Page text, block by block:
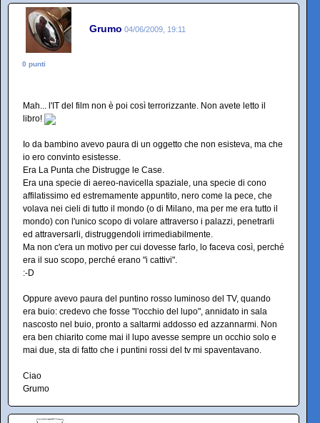
Grumo 04/06/2009, 19:11
0 punti
Mah... l'IT del film non è poi così terrorizzante. Non avete letto il
libro!
Io da bambino avevo paura di un oggetto che non esisteva, ma che
io ero convinto esistesse.
Era La Punta che Distrugge le Case.
Era una specie di aereo-navicella spaziale, una specie di cono
affilatissimo ed estremamente appuntito, nero come la pece, che
volava nei cieli di tutto il mondo (o di Milano, ma per me era tutto il
mondo) con l'unico scopo di volare attraverso i palazzi, penetrarli
ed attraversarli, distruggendoli irrimediabilmente.
Ma non c'era un motivo per cui dovesse farlo, lo faceva così, perché
era il suo scopo, perché erano "i cattivi".
:-D
Oppure avevo paura del puntino rosso luminoso del TV, quando
era buio: credevo che fosse "l'occhio del lupo", annidato in sala
nascosto nel buio, pronto a saltarmi addosso ed azzannarmi. Non
era ben chiarito come mai il lupo avesse sempre un occhio solo e
mai due, sta di fatto che i puntini rossi del tv mi spaventavano.
Ciao
Grumo